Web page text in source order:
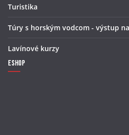
Turistika
Túry s horským vodcom - výstup
Lavínové kurzy
Eshop